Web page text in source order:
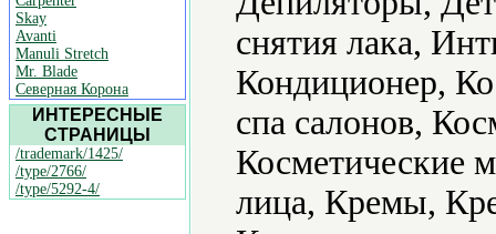
Skay
Avanti
Manuli Stretch
Mr. Blade
Северная Корона
ИНТЕРЕСНЫЕ
СТРАНИЦЫ
/trademark/1425/
/type/2766/
/type/5292-4/
снятия лака,
Кондиционер,
спа салонов,
Косметические
лица, Кремы,